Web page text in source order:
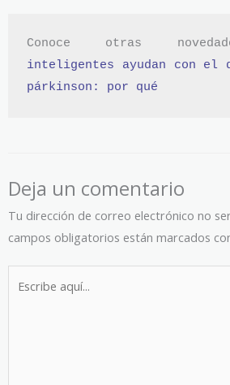
Conoce otras
inteligentes ayudan con el
párkinson: por qué
Deja un comentario
Tu dirección de correo electrónico no
campos obligatorios están marcados